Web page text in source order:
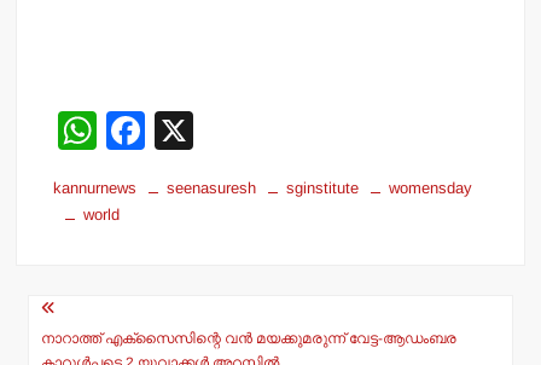
W
at
p
F
c
o
kannurnews seenasuresh sginstitute
womensday
world
Post
navigation
നാറാത്ത് എക്‌സൈസിന്റെ വന്‍ മയക്കുമരുന്ന് വേട്ട-ആഡംബര